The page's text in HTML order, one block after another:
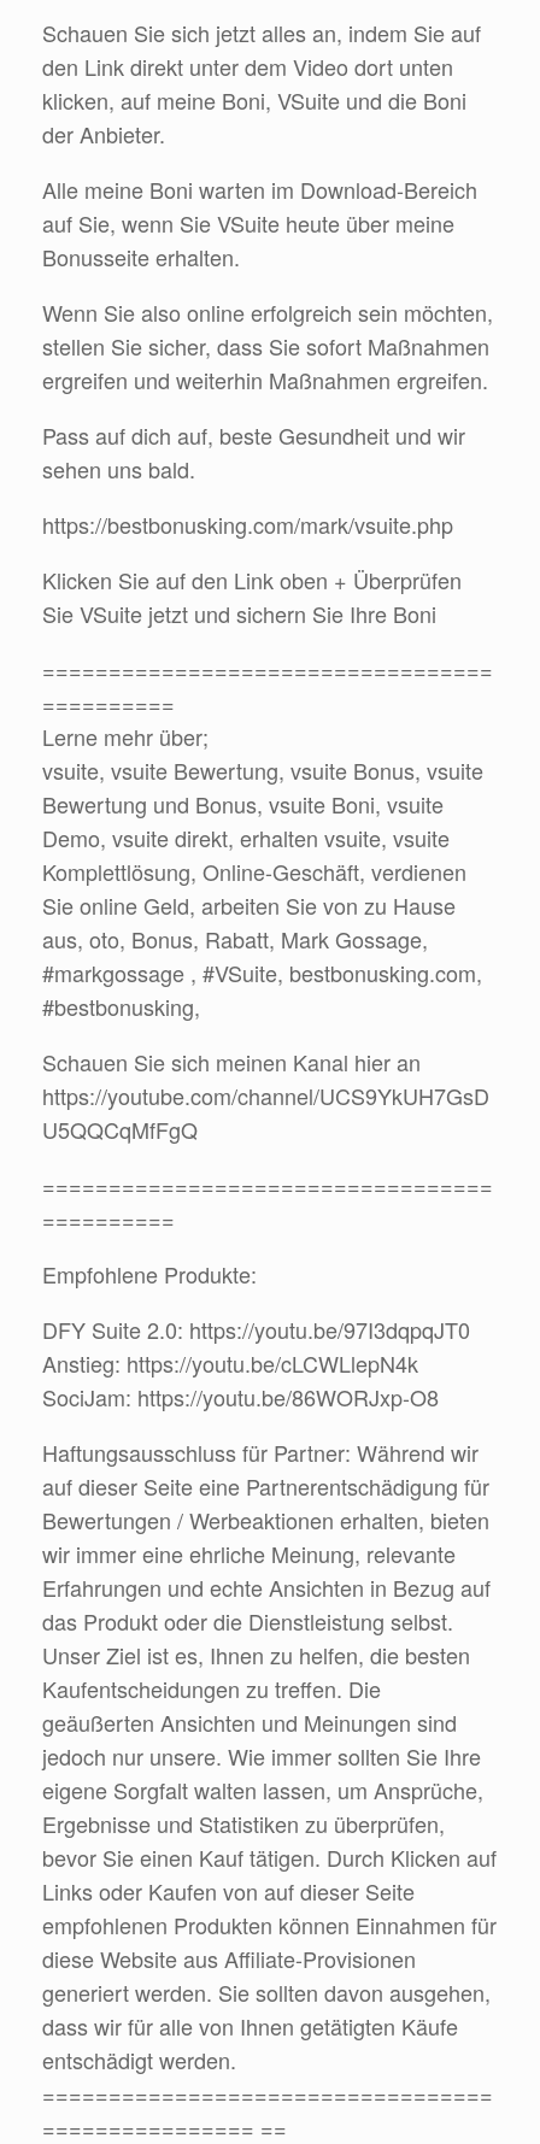
Schauen Sie sich jetzt alles an, indem Sie auf
den Link direkt unter dem Video dort unten
klicken, auf meine Boni, VSuite und die Boni
der Anbieter.
Alle meine Boni warten im Download-Bereich
auf Sie, wenn Sie VSuite heute über meine
Bonusseite erhalten.
Wenn Sie also online erfolgreich sein möchten,
stellen Sie sicher, dass Sie sofort Maßnahmen
ergreifen und weiterhin Maßnahmen ergreifen.
Pass auf dich auf, beste Gesundheit und wir
sehen uns bald.
https://bestbonusking.com/mark/vsuite.php
Klicken Sie auf den Link oben + Überprüfen
Sie VSuite jetzt und sichern Sie Ihre Boni
==================================
==========
Lerne mehr über;
vsuite, vsuite Bewertung, vsuite Bonus, vsuite
Bewertung und Bonus, vsuite Boni, vsuite
Demo, vsuite direkt, erhalten vsuite, vsuite
Komplettlösung, Online-Geschäft, verdienen
Sie online Geld, arbeiten Sie von zu Hause
aus, oto, Bonus, Rabatt, Mark Gossage,
#markgossage , #VSuite, bestbonusking.com,
#bestbonusking,
Schauen Sie sich meinen Kanal hier an
https://youtube.com/channel/UCS9YkUH7GsD
U5QQCqMfFgQ
==================================
==========
Empfohlene Produkte:
DFY Suite 2.0: https://youtu.be/97I3dqpqJT0
Anstieg: https://youtu.be/cLCWLlepN4k
SociJam: https://youtu.be/86WORJxp-O8
Haftungsausschluss für Partner: Während wir
auf dieser Seite eine Partnerentschädigung für
Bewertungen / Werbeaktionen erhalten, bieten
wir immer eine ehrliche Meinung, relevante
Erfahrungen und echte Ansichten in Bezug auf
das Produkt oder die Dienstleistung selbst.
Unser Ziel ist es, Ihnen zu helfen, die besten
Kaufentscheidungen zu treffen. Die
geäußerten Ansichten und Meinungen sind
jedoch nur unsere. Wie immer sollten Sie Ihre
eigene Sorgfalt walten lassen, um Ansprüche,
Ergebnisse und Statistiken zu überprüfen,
bevor Sie einen Kauf tätigen. Durch Klicken auf
Links oder Kaufen von auf dieser Seite
empfohlenen Produkten können Einnahmen für
diese Website aus Affiliate-Provisionen
generiert werden. Sie sollten davon ausgehen,
dass wir für alle von Ihnen getätigten Käufe
entschädigt werden.
==================================
================ ==